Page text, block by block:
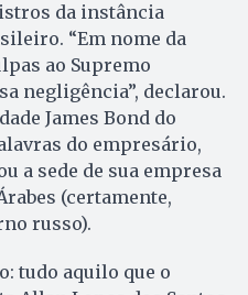
da instância
“Em nome da
ao Supremo
negligência”, declarou.
James Bond do
do empresário,
a sede de sua empresa
(certamente,
russo).
tudo aquilo que o